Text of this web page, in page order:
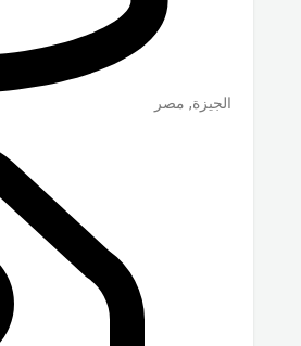
الجيزة, مصر